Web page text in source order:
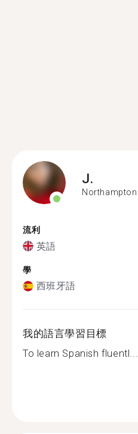
J.
Northampton
流利
英語
學
西班牙語
我的語言學習目標
To learn Spanish fluentl...